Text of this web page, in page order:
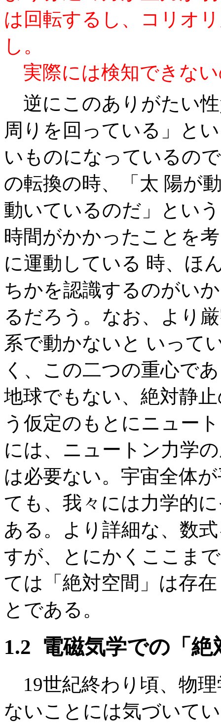
は回転するし、コリオ
し。
実際には検知できな
逆にこのありがたい
周りを回っている」と
いものになっているの
の転換の時、「太 陽が
動いているのだ」とい
時間がかかったことを
に運動している 時、ほ
ちかを認識するのがい
るだろう。なお、より
系で動かないと いって
く、この二つの重心で
地球でもない、絶対静
う仮定のもとにニュー
には、ニュートン力学
は必要ない。宇宙全体
ても、我々には力学的
ある。より詳細な、数
すが、とにかくここま
ては「絶対空間」は存
とである。
1.2 電磁気学での「絶
19世紀終わり頃、物
ないことには気づいて